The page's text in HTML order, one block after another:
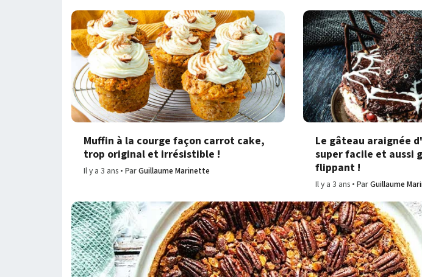
Muffin à la courge façon carrot cake,
trop original et irrésistible !
Il y a 3 ans ParGuillaume Marinette
Le gâteau araignée
super facile et aussi
flippant !
Il y a 3 ans ParGuillaume